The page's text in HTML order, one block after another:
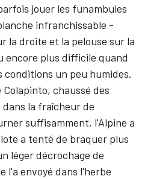
jouer les funambules
infranchissable -
la droite et la pelouse sur la
encore plus difficile quand
un peu humides.
chaussé des
dans la fraîcheur de
suffisamment, l'Alpine a
a tenté de braquer plus
léger décrochage de
l'a envoyé dans l'herbe